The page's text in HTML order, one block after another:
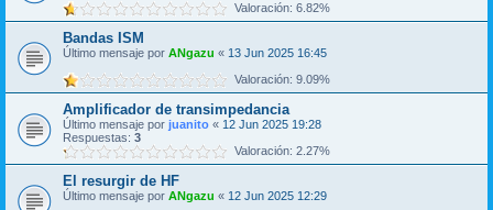
Valoración: 6.82%
Bandas ISM
Último mensaje por ANgazu « 13 Jun 2025 16:45
Valoración: 9.09%
Amplificador de transimpedancia
Último mensaje por juanito « 12 Jun 2025 19:28
Respuestas: 3
Valoración: 2.27%
El resurgir de HF
Último mensaje por ANgazu « 12 Jun 2025 12:29